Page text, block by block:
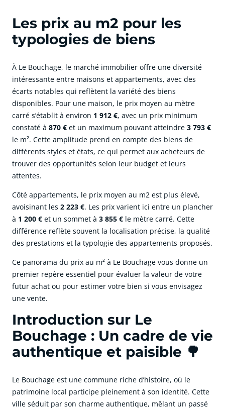
Les prix au m2 pour les
typologies de biens
À Le Bouchage, le marché immobilier offre une diversité
intéressante entre maisons et appartements, avec des
écarts notables qui reflètent la variété des biens
disponibles. Pour une maison, le prix moyen au mètre
carré s’établit à environ 1 912 €, avec un prix minimum
constaté à 870 € et un maximum pouvant atteindre 3 793 €
le m². Cette amplitude prend en compte des biens de
différents styles et états, ce qui permet aux acheteurs de
trouver des opportunités selon leur budget et leurs
attentes.
Côté appartements, le prix moyen au m2 est plus élevé,
avoisinant les 2 223 €. Les prix varient ici entre un plancher
à 1 200 € et un sommet à 3 855 € le mètre carré. Cette
différence reflète souvent la localisation précise, la qualité
des prestations et la typologie des appartements proposés.
Ce panorama du prix au m² à Le Bouchage vous donne un
premier repère essentiel pour évaluer la valeur de votre
futur achat ou pour estimer votre bien si vous envisagez
une vente.
Introduction sur Le
Bouchage : Un cadre de vie
authentique et paisible 🌳
Le Bouchage est une commune riche d’histoire, où le
patrimoine local participe pleinement à son identité. Cette
ville séduit par son charme authentique, mêlant un passé